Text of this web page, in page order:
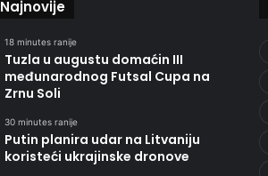
Najnovije
18 minutes ranije
Tuzla u augustu domaćin III
međunarodnog Futsal Cupa na
Zrnu Soli
30 minutes ranije
Putin planira udar na Litvaniju
koristeći ukrajinske dronove